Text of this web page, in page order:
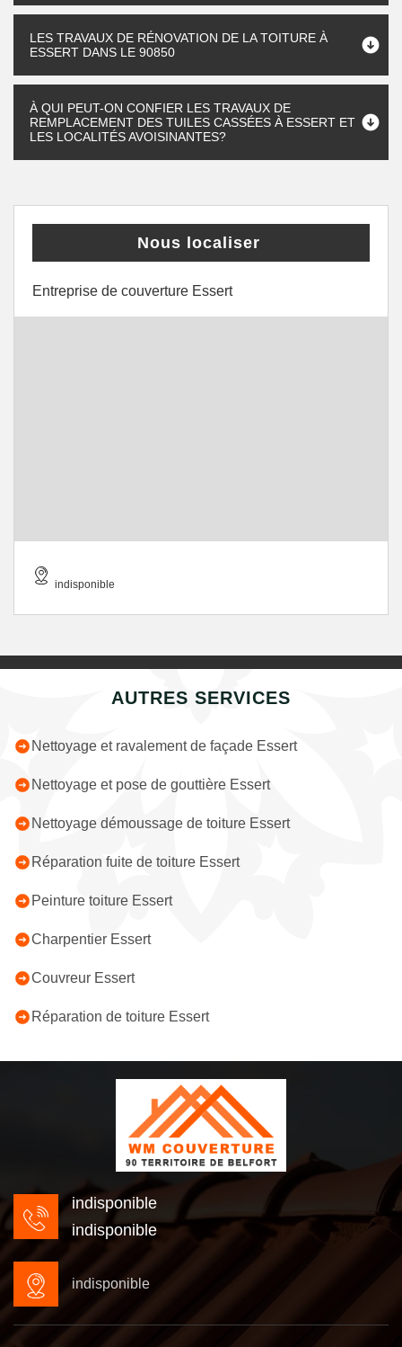
LES TRAVAUX DE RÉNOVATION DE LA TOITURE À
ESSERT DANS LE 90850
À QUI PEUT-ON CONFIER LES TRAVAUX DE
REMPLACEMENT DES TUILES CASSÉES À ESSERT ET
LES LOCALITÉS AVOISINANTES?
Nous localiser
Entreprise de couverture Essert
indisponible
AUTRES SERVICES
Nettoyage et ravalement de façade Essert
Nettoyage et pose de gouttière Essert
Nettoyage démoussage de toiture Essert
Réparation fuite de toiture Essert
Peinture toiture Essert
Charpentier Essert
Couvreur Essert
Réparation de toiture Essert
indisponible
indisponible
indisponible